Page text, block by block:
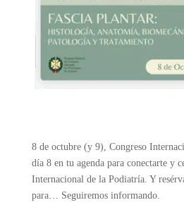
8 de octubre (y 9), Congreso
día 8 en tu agenda para conectarte y
Internacional de la Podiatría. Y
para… Seguiremos informando.